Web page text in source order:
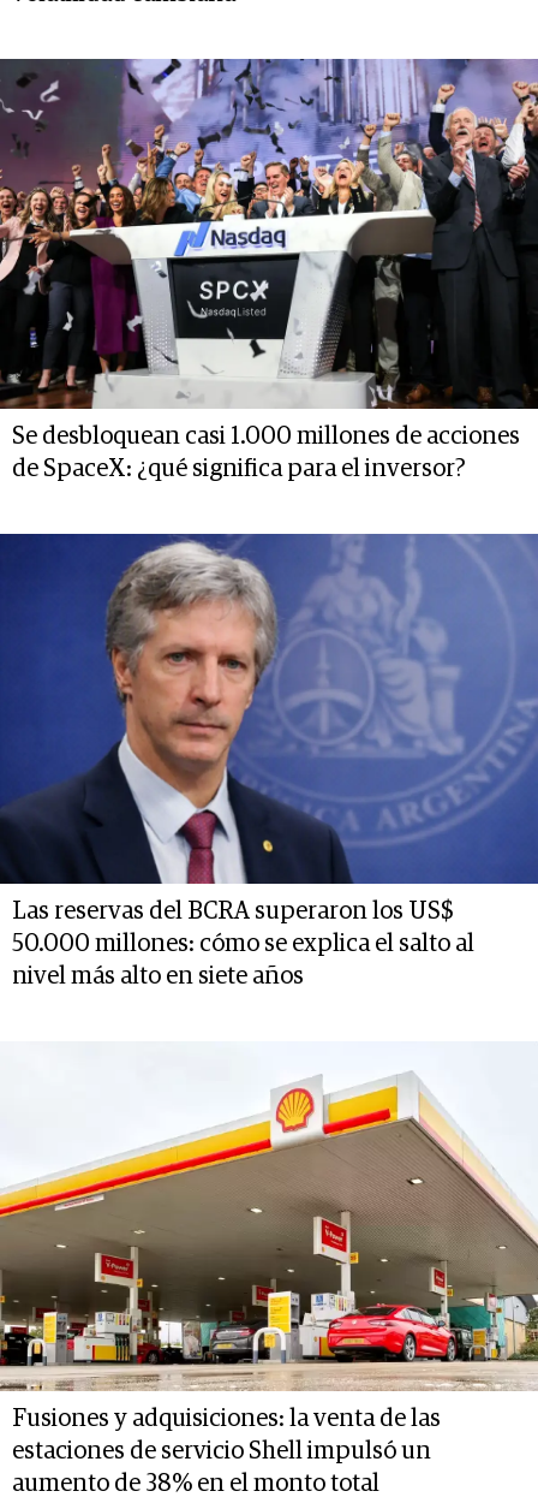
Se desbloquean casi 1.000 millones de acciones
de SpaceX: ¿qué significa para el inversor?
Las reservas del BCRA superaron los US$
50.000 millones: cómo se explica el salto al
nivel más alto en siete años
Fusiones y adquisiciones: la venta de las
estaciones de servicio Shell impulsó un
aumento de 38% en el monto total